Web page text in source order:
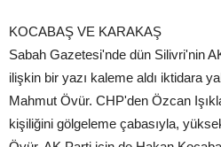
KOCABAŞ VE KARAKAŞ
Sabah Gazetesi'nde dün Silivri'nin
ilişkin bir yazı kaleme aldı iktidara
Mahmut Övür. CHP'den Özcan
kişiliğini gölgeleme çabasıyla,